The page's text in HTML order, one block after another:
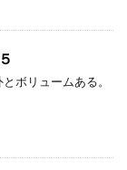
ボリュームある。